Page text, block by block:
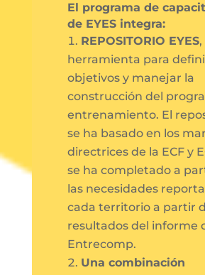
El programa de
de EYES integra:
REPOSITORIO EYES,
herramienta para
objetivos y manejar la
construcción del
entrenamiento. El
se ha basado en los
directrices de la ECF y
se ha completado a
las necesidades
cada territorio a partir
resultados del informe
Entrecomp.
Una combinación